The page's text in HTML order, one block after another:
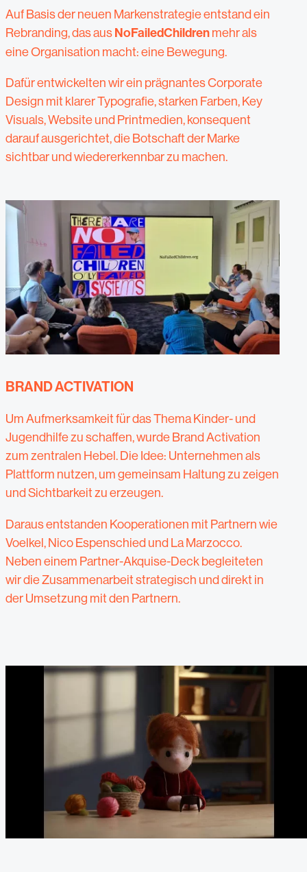
Auf Basis der neuen Markenstrategie entstand ein
Rebranding, das ausNoFailedChildrenmehr als
eine Organisation macht: eine Bewegung.
Dafür entwickelten wir ein prägnantes Corporate
Design mit klarer Typografie, starken Farben, Key
Visuals, Website und Printmedien, konsequent
darauf ausgerichtet, die Botschaft der Marke
sichtbar und wiedererkennbar zu machen.
BRAND ACTIVATION
Um Aufmerksamkeit für das Thema Kinder- und
Jugendhilfe zu schaffen, wurde Brand Activation
zum zentralen Hebel. Die Idee: Unternehmen als
Plattform nutzen, um gemeinsam Haltung zu zeigen
und Sichtbarkeit zu erzeugen.
Daraus entstanden Kooperationen mit Partnern wie
Voelkel, Nico Espenschied und La Marzocco.
Neben einem Partner-Akquise-Deck begleiteten
wir die Zusammenarbeit strategisch und direkt in
der Umsetzung mit den Partnern.